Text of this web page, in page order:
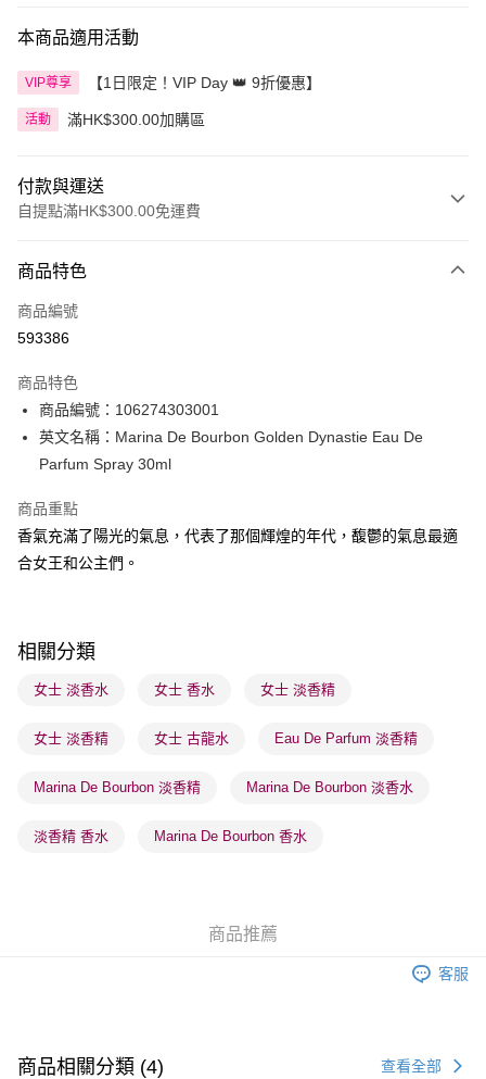
本商品適用活動
VIP尊享 【1日限定！VIP Day 👑 9折優惠】
活動 滿HK$300.00加購區
付款與運送
自提點滿HK$300.00免運費
信用卡
Apple Pay
PayMe
WeChat Pay
送貨方式
順豐自助櫃 - 確認發貨後1-3個工作天送達
順豐站及營業點 - 確認發貨後1-3個工作天送達
物流公司進行物流配送
取。逾期會取消訂單，並不會安排重寄
取。逾期會取消訂單，並不會安排重寄
商品特色
商品編號
593386
商品特色
商品編號：106274303001
英文名稱：Marina De Bourbon Golden Dynastie Eau De
Parfum Spray 30ml
商品重點
香氣充滿了陽光的氣息，代表了那個輝煌的年代，馥鬱的氣息最適
合女王和公主們。
相關分類
女士 淡香水 女士 香水 女士 淡香精
女士 淡香精 女士 古龍水 Eau De Parfum 淡香精
Marina De Bourbon 淡香精 Marina De Bourbon 淡香水
淡香精 香水 Marina De Bourbon 香水
商品推薦
客服
商品相關分類 (4) 查看全部